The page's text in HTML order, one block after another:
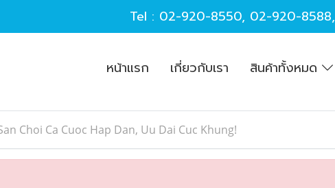
Tel : 02-920-8550, 02-920-8588,
หน้าแรก เกี่ยวกับเรา สินค้าทั้งหมด
Choi Ca Cuoc Hap Dan, Uu Dai Cuc Khung!